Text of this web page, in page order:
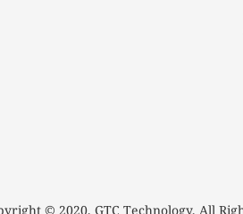
© 2020, GTC Technology, All